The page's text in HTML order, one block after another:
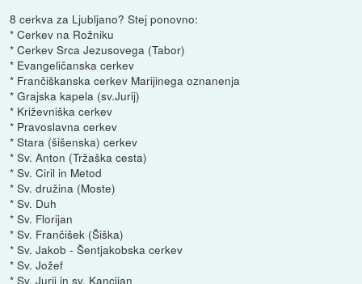
8 cerkva za Ljubljano? Stej ponovno:
* Cerkev na Rožniku
* Cerkev Srca Jezusovega (Tabor)
* Evangeličanska cerkev
* Frančiškanska cerkev Marijinega oznanenja
* Grajska kapela (sv.Jurij)
* Križevniška cerkev
* Pravoslavna cerkev
* Stara (šišenska) cerkev
* Sv. Anton (Tržaška cesta)
* Sv. Ciril in Metod
* Sv. družina (Moste)
* Sv. Duh
* Sv. Florijan
* Sv. Frančišek (Šiška)
* Sv. Jakob - Šentjakobska cerkev
* Sv. Jožef
* Sv. Jurij in sv. Kancijan